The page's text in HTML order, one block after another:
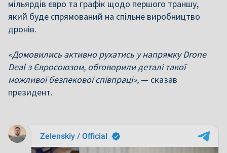
мільярдів євро та графік щодо першого траншу,
який буде спрямований на спільне виробництво
дронів.
«Домовились активно рухатись у напрямку Drone
Deal з Євросоюзом, обговорили деталі такої
можливої безпекової співпраці», — сказав
президент.